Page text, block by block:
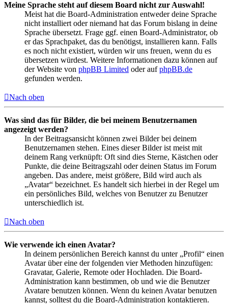
Meine Sprache steht auf diesem Board nicht zur Auswahl!
Meist hat die Board-Administration entweder deine Sprache
nicht installiert oder niemand hat das Forum bislang in deine
Sprache übersetzt. Frage ggf. einen Board-Administrator, ob
er das Sprachpaket, das du benötigst, installieren kann. Falls
es noch nicht existiert, würden wir uns freuen, wenn du es
übersetzen würdest. Weitere Informationen dazu können auf
der Website von phpBB Limited oder aufphpBB.de
gefunden werden.
Nach oben
Was sind das für Bilder, die bei meinem Benutzernamen
angezeigt werden?
In der Beitragsansicht können zwei Bilder bei deinem
Benutzernamen stehen. Eines dieser Bilder ist meist mit
deinem Rang verknüpft: Oft sind dies Sterne, Kästchen oder
Punkte, die deine Beitragszahl oder deinen Status im Forum
angeben. Das andere, meist größere, Bild wird auch als
„Avatar“ bezeichnet. Es handelt sich hierbei in der Regel um
ein persönliches Bild, welches von Benutzer zu Benutzer
unterschiedlich ist.
Nach oben
Wie verwende ich einen Avatar?
In deinem persönlichen Bereich kannst du unter „Profil“ einen
Avatar über eine der folgenden vier Methoden hinzufügen:
Gravatar, Galerie, Remote oder Hochladen. Die Board-
Administration kann bestimmen, ob und wie die Benutzer
Avatare benutzen können. Wenn du keinen Avatar benutzen
kannst, solltest du die Board-Administration kontaktieren.